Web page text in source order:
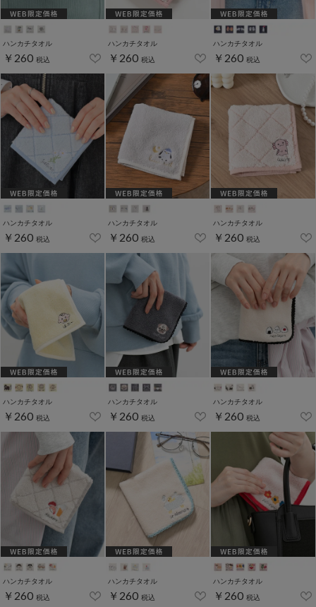
ハンカチタオル
￥260 税込
ハンカチタオル
￥260 税込
ハンカチタオル
￥260 税込
ハンカチタオル
￥260 税込
ハンカチタオル
￥260 税込
ハンカチタオル
￥260 税込
ハンカチタオル
￥260 税込
ハンカチタオル
￥260 税込
ハンカチタオル
￥260 税込
ハンカチタオル
￥260 税込
ハンカチタオル
￥260 税込
ハンカチタオル
￥260 税込